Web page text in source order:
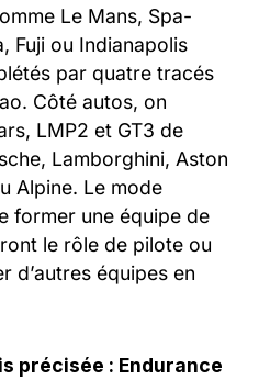
Le Mans, Spa-
Fuji ou Indianapolis
par quatre tracés
Côté autos, on
LMP2 et GT3 de
Lamborghini, Aston
Alpine. Le mode
former une équipe de
le rôle de pilote ou
d’autres équipes en
précisée : Endurance